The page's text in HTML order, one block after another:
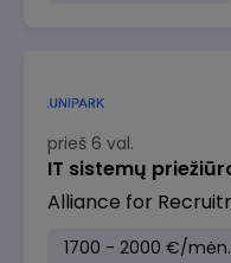
prieš 6 val.
IT sistemų
Alliance for
1700 - 2000 €/mėn.